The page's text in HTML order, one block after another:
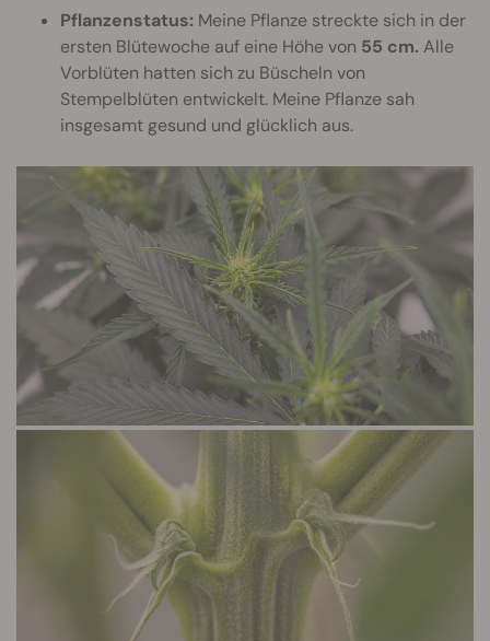
Pflanzenstatus: Meine Pflanze streckte sich in der
ersten Blütewoche auf eine Höhe von 55 cm. Alle
Vorblüten hatten sich zu Büscheln von
Stempelblüten entwickelt. Meine Pflanze sah
insgesamt gesund und glücklich aus.